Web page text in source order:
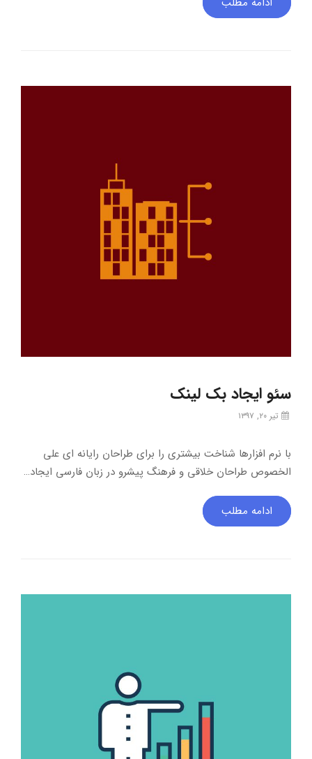
سئو ایجاد بک لینک
تیر ۲۰, ۱۳۹۷
با نرم افزارها شناخت بیشتری را برای طراحان رایانه ای علی
الخصوص طراحان خلاقی و فرهنگ پیشرو در زبان فارسی ایجاد…
ادامه مطلب